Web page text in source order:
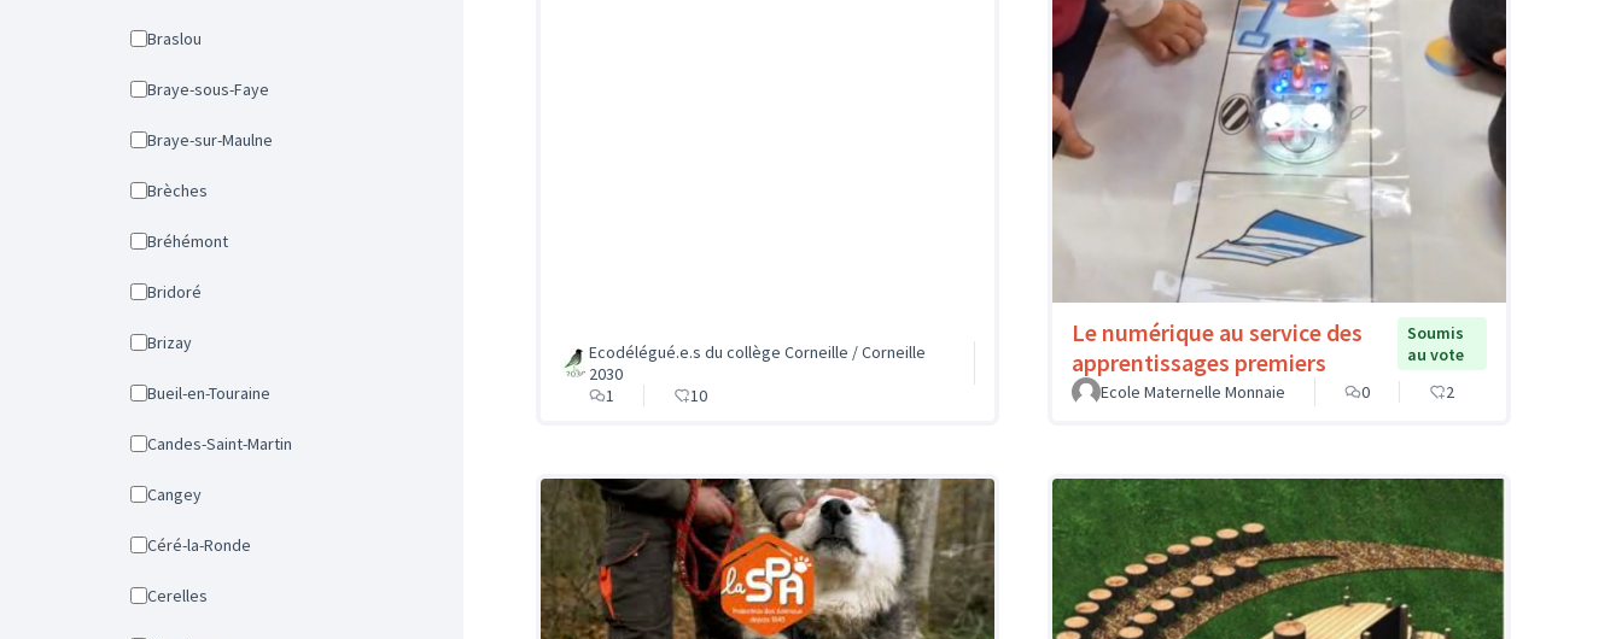
Braslou
Braye-sous-Faye
Braye-sur-Maulne
Brèches
Bréhémont
Bridoré
Brizay
Bueil-en-Touraine
Candes-Saint-Martin
Cangey
Céré-la-Ronde
Cerelles
Ecodélégué.e.s du collège Corneille / Corneille
2030
1
10
Le numérique au service des
apprentissages premiers
Soumis
au vote
Ecole Maternelle Monnaie
0 2